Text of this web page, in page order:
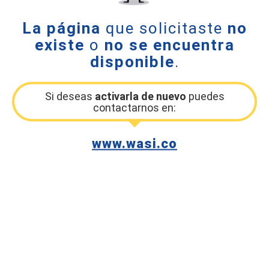
La página que solicitaste no
existe o no se encuentra
disponible.
Si deseas activarla de nuevo puedes
contactarnos en:
www.wasi.co